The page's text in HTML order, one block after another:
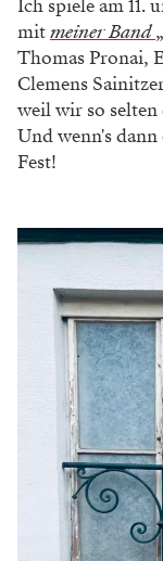
Ich spiele am 11.
mitmeiner Band
Thomas Pronai,
Clemens
weil wir so selten
Und wenn's
Fest!